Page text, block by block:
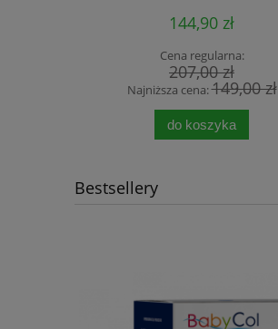
144,90 zł
Cena regularna:
207,00 zł
Najniższa cena:149,00 zł
do koszyka
Bestsellery